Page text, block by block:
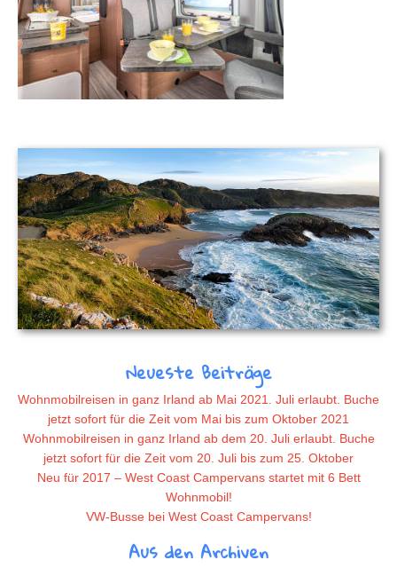
Neueste Beiträge
Wohnmobilreisen in ganz Irland ab Mai 2021. Juli erlaubt. Buche
jetzt sofort für die Zeit vom Mai bis zum Oktober 2021
Wohnmobilreisen in ganz Irland ab dem 20. Juli erlaubt. Buche
jetzt sofort für die Zeit vom 20. Juli bis zum 25. Oktober
Neu für 2017 – West Coast Campervans startet mit 6 Bett
Wohnmobil!
VW-Busse bei West Coast Campervans!
Aus den Archiven